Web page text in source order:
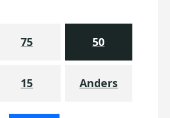
75 50
15 Anders